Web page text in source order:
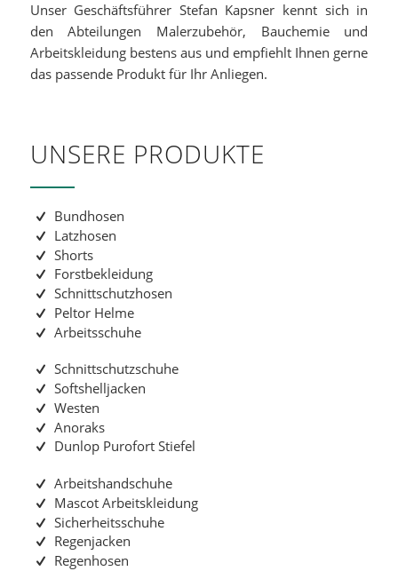
Unser Geschäftsführer Stefan Kapsner kennt sich in
den Abteilungen Malerzubehör, Bauchemie und
Arbeitskleidung bestens aus und empfiehlt Ihnen gerne
das passende Produkt für Ihr Anliegen.
UNSERE PRODUKTE
Bundhosen
Latzhosen
Shorts
Forstbekleidung
Schnittschutzhosen
Peltor Helme
Arbeitsschuhe
Schnittschutzschuhe
Softshelljacken
Westen
Anoraks
Dunlop Purofort Stiefel
Arbeitshandschuhe
Mascot Arbeitskleidung
Sicherheitsschuhe
Regenjacken
Regenhosen